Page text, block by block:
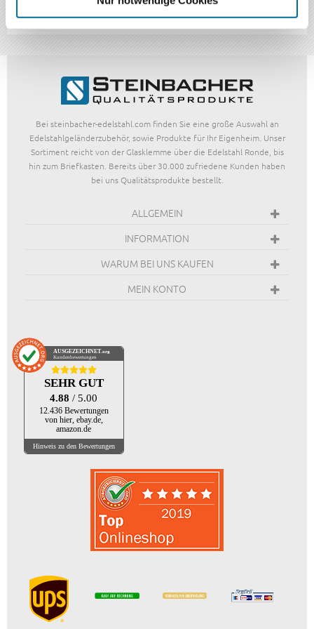
FOLGEN SIE UNS
Bei steinbacher-edelstahl.com finden Sie eine große Auswahl an
Edelstahlgeländerzubehör, sowie Produkte für Ihr Eigenheim. Unser
Sortiment reicht von der Glasklemme über die Edelstahl Ronde, bis
hin zum Briefkasten. Bereits über 30.000 zufriedene Kunden haben
bei uns Qualitätsprodukte bestellt.
ALLGEMEIN
INFORMATION
WARUM BEI UNS KAUFEN
MEIN KONTO
AUSGEZEICHNET.org
Kundenbewertungen
SEHR GUT
4.88/ 5.00
12.436 Bewertungen
von hier, ebay.de,
amazon.de
Hinweis zu den Bewertungen